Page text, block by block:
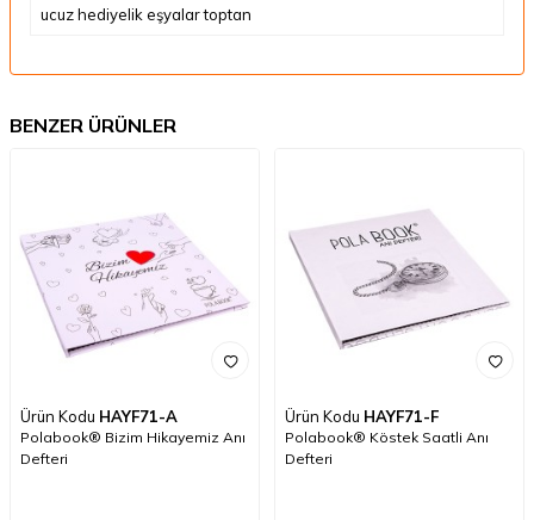
ucuz hediyelik eşyalar toptan
BENZER ÜRÜNLER
Ürün Kodu HAYF71-A
Polabook® Bizim Hikayemiz Anı
Defteri
Ürün Kodu HAYF71-F
Polabook® Köstek Saatli Anı
Defteri